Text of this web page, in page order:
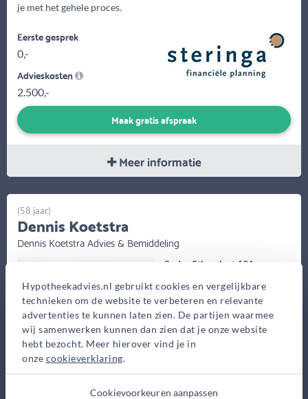
Hypotheekadvies.nl gebruikt cookies en vergelijkbare
technieken om de website te verbeteren en relevante
advertenties te kunnen laten zien. De partijen waarmee
wij samenwerken kunnen dan zien dat je onze website
hebt bezocht. Meer hierover vind je in
onze cookieverklaring.
Cookievoorkeuren aanpassen
je met het gehele proces.
Eerste gesprek
0,-
Advieskosten
2.500,-
Maak gratis afspraak
Meer informatie
Suder Stienplaat 131,
Bekijk op kaart
(58 jaar)
Dennis Koetstra
Dennis Koetstra Advies & Bemiddeling